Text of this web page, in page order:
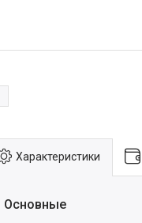
Характеристики
Основные